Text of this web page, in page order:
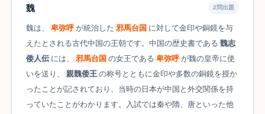
魏 2問出題
魏は、 卑弥呼 が統治した 邪馬台国 に対して金印や銅鏡を与
えたとされる古代中国の王朝です。中国の歴史書である 魏志
倭人伝 には、 邪馬台国 の女王である 卑弥呼 が魏の皇帝に使
いを送り、
親魏倭王 の称号とともに金印や多数の銅鏡を授か
ったことが記されており、当時の日本が中国と外交関係を持
っていたことがわかります。入試では秦や隋、唐といった他